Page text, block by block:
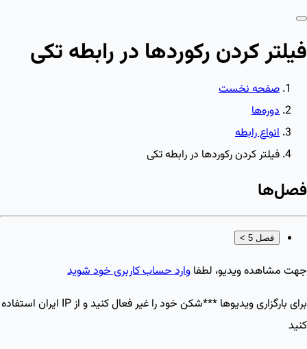
فیلتر کردن رکوردها در رابطه تکی
صفحه نخست
دوره‌ها
انواع رابطه
فیلتر کردن رکوردها در رابطه تکی
فصل‌ها
فصل 5 >
جهت مشاهده ویدیو، لطفا وارد حساب کاربری خود شوید
برای بارگزاری ویدیو‌ها ***شکن خود را غیر فعال کنید و از IP ایران استفاده
کنید